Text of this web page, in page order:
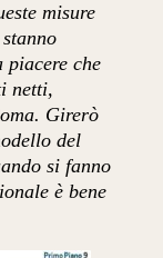
misure
che
netti,
Girerò
del
si fanno
è bene